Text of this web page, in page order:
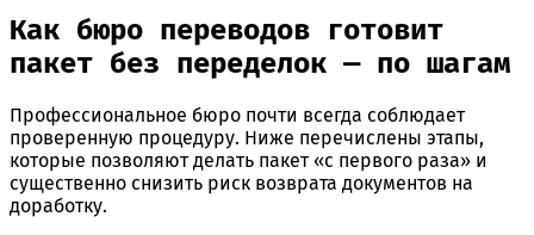
Как бюро переводов готовит
пакет без переделок — по шагам
Профессиональное бюро почти всегда соблюдает
проверенную процедуру. Ниже перечислены этапы,
которые позволяют делать пакет «с первого раза» и
существенно снизить риск возврата документов на
доработку.